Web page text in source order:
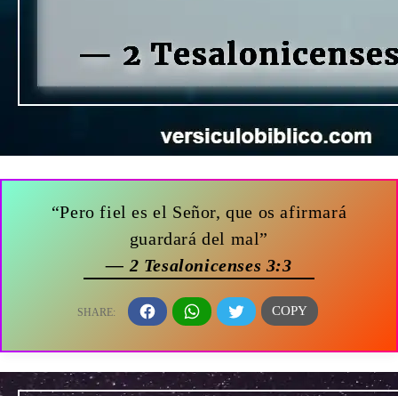
“Pero fiel es el Señor, que os afirmará
guardará del mal”
— 2 Tesalonicenses 3:3